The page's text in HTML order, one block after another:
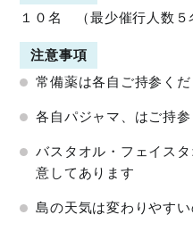
１０名 （最少催行人数５
注意事項
常備薬は各自ご持参くだ
各自パジャマ、はご持
バスタオル・フェイス
意してあります
島の天気は変わりやす